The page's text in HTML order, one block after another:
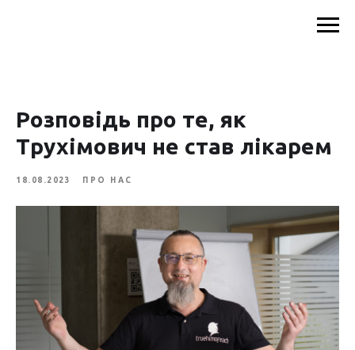
Розповідь про те, як
Трухімович не став лікарем
18.08.2023 ПРО НАС